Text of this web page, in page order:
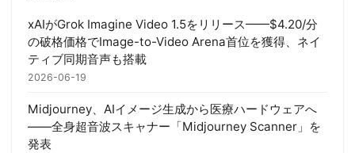
xAIがGrok Imagine Video 1.5をリリース——$4.20/分
の破格価格でImage-to-Video Arena首位を獲得、ネイ
ティブ同期音声も搭載
2026-06-19
Midjourney、AIイメージ生成から医療ハードウェアへ
——全身超音波スキャナー「Midjourney Scanner」を
発表